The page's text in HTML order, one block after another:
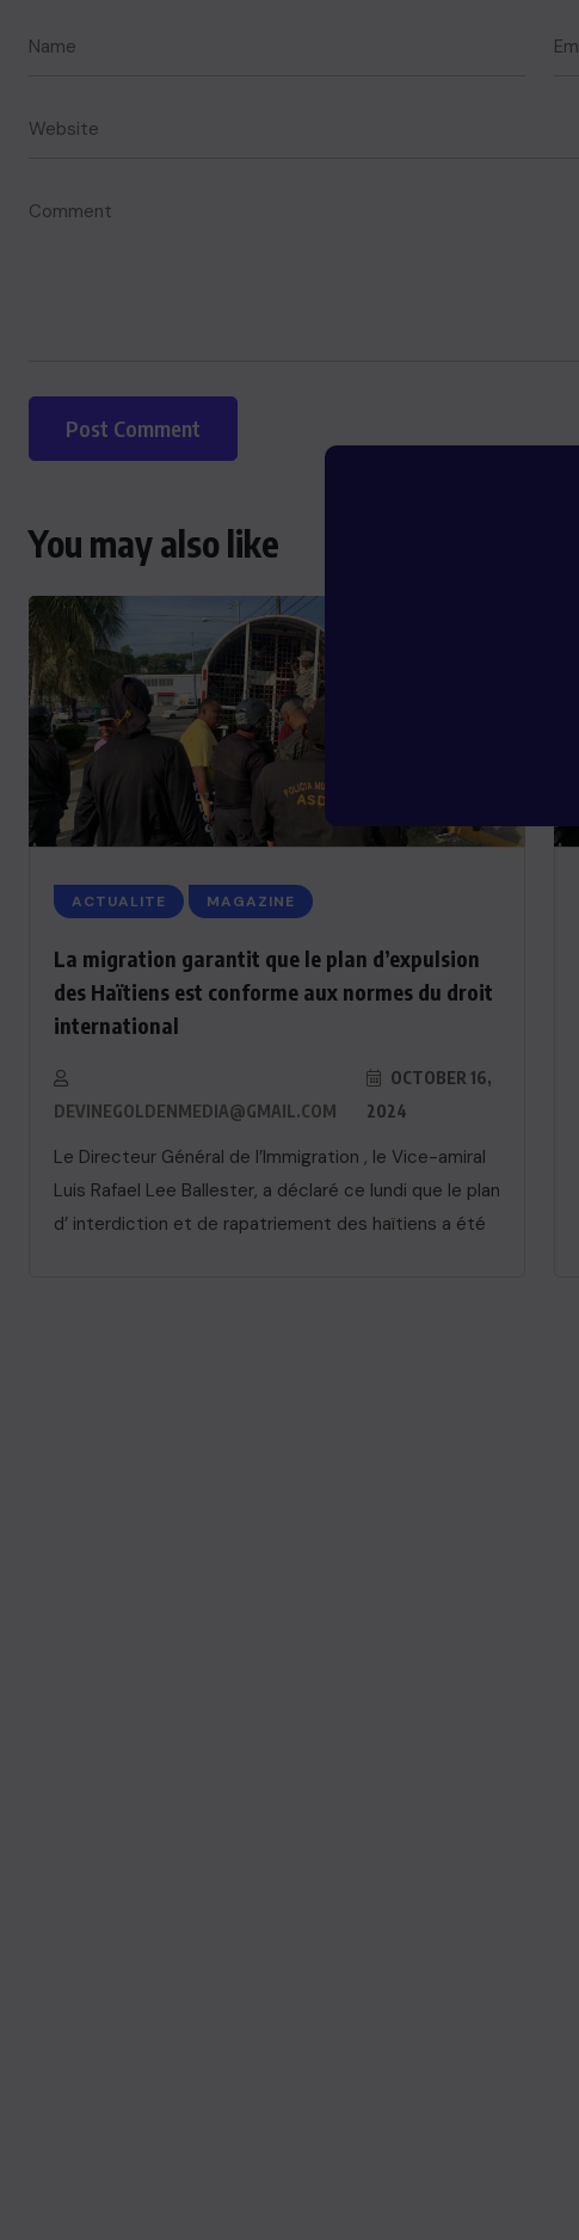
You may also like
ACTUALITE MAGAZINE
La migration garantit que le plan d’expulsion
des Haïtiens est conforme aux normes du droit
international
DEVINEGOLDENMEDIA@GMAIL.COM
OCTOBER 16,
2024
Le Directeur Général de l’Immigration , le Vice-amiral
Luis Rafael Lee Ballester, a déclaré ce lundi que le plan
d’ interdiction et de rapatriement des haïtiens a été